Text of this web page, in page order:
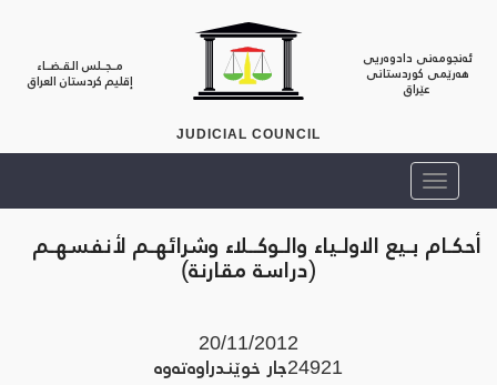
ئەنجومەنی دادوەریی
هەرێمی کوردستانی
عێراق
JUDICIAL COUNCIL
مــجــلس الـقـضــاء
إقليم كردستان العراق
أحكـام بـيع الاولـياء والـوكــلاء وشرائهـم لأنفسهـم
(دراسة مقارنة)
20/11/2012
24921جار خوێندراوه‌ته‌وه‌